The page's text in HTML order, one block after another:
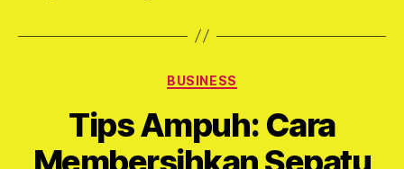
Categories
BUSINESS
Tips Ampuh: Cara